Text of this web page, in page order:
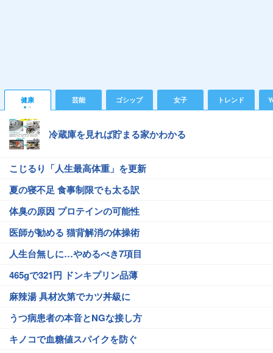
健康 芸能 ゴシップ 女子 トレンド
冷蔵庫を見れば貯まる家かわかる
こじるり「人生最高体重」を更新
夏の寝不足 食事制限でも太る訳
体臭の原因 プロテインの可能性
医師が勧める 猫背解消の体操術
人生台無しに…やめるべき7項目
465gで321円 ドンキプリン品薄
麻辣湯 具材次第でカツ丼級に
うつ病患者の本音とNGな接し方
キノコで血糖値スパイクを防ぐ